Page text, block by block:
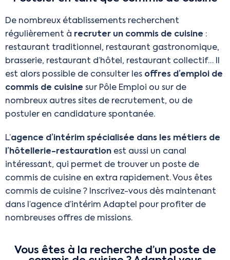
De nombreux établissements recherchent
régulièrement à recruter un commis de cuisine :
restaurant traditionnel, restaurant gastronomique,
brasserie, restaurant d’hôtel, restaurant collectif… Il
est alors possible de consulter les offres d’emploi de
commis de cuisine sur Pôle Emploi ou sur de
nombreux autres sites de recrutement, ou de
postuler en candidature spontanée.
L’agence d’intérim spécialisée dans les métiers de
l’hôtellerie-restauration est aussi un canal
intéressant, qui permet de trouver un poste de
commis de cuisine en extra rapidement. Vous êtes
commis de cuisine ? Inscrivez-vous dès maintenant
dans l’agence d’intérim Adaptel pour profiter de
nombreuses offres de missions.
Vous êtes à la recherche d’un poste de